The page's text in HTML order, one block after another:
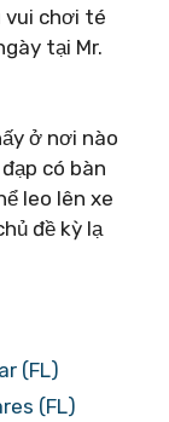
vui chơi té
tại Mr.
ở nơi nào
có bàn
leo lên xe
đề kỳ lạ
(FL)
(FL)